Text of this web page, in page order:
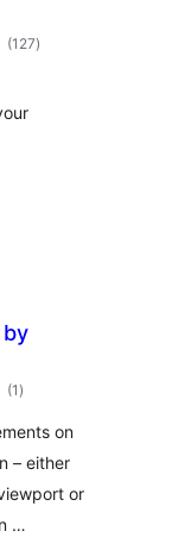
(127एकूण
मूल्यांकन
)
(1 एकूण
मूल्यांकन
)
on
– either
or
…